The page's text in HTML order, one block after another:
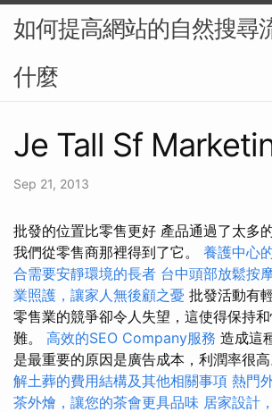
如何提高網站的自然搜尋
什麼
Je Tall Sf
Sep 21, 2013
批發的位置比零售更好 產品通過了太多
我們從零售商那裡得到了它。 養護中心
合需要安靜環境的長者 台中頭部放鬆按
業照護，讓家人無後顧之憂 批發活動有
零售業的競爭卻令人失望，這使得保持
難。 高效的SEO Company服務 造成這
是最重要的原因是廣告成本，利潤率很高
解土葬的費用結構及其他相關事項 熱門
茶外燴，讓您的茶會更具品味 居家設計